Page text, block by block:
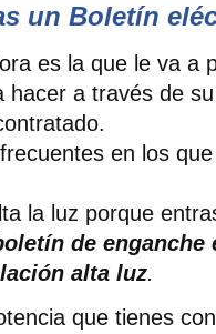
un Boletín
es la que le va a
hacer a través de
en los
la luz porque
de enganche
alta luz.
que tienes